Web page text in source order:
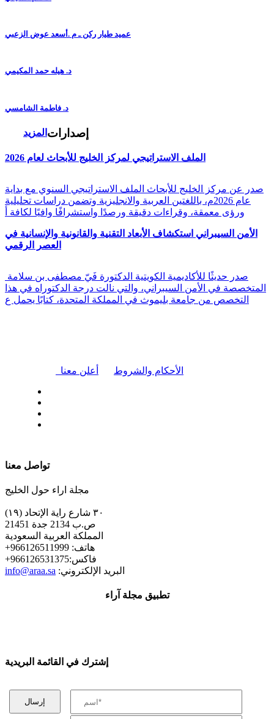
عميد طيار ركن ـ م .أسعد عوض الزعبي
د. هيله حمد المكيمي
د. فاطمة الشامسي
المزيد إصدارات
الملف الاستراتيجي لمركز الخليج للأبحاث لعام 2026
صدر عن مركز الخليج للأبحاث الملف الاستراتيجي السنوي مع بداية
عام 2026م، باللغتين العربية والانجليزية وتضمن دراسات تحليلية
ورؤى معمقة، وقراءات دقيقة ورصدًا واستشرافًا وافيًا لكافة أ
الأمن السيبراني استكشاف الأبعاد التقنية والقانونية والإنسانية في
العصر الرقمي
المتخصصة في الأمن السيبراني، والتي نالت درجة الدكتوراه في هذا
التخصص من جامعة بليموث في المملكة المتحدة، كتابًا يحمل ع
أعلن معنا الأحكام والشروط
تواصل معنا
مجلة اراء حول الخليج
٣٠ شارع راية الإتحاد (١٩)
ص.ب 2134 جدة 21451
المملكة العربية السعودية
+هاتف: 966126511999
+فاكس:966126531375
info@araa.sa :البريد الإلكتروني
تطبيق مجلة آراء
إشترك في القائمة البريدية